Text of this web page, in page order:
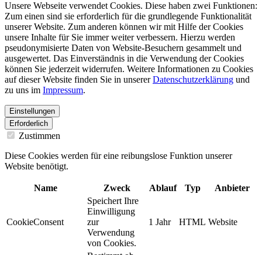
Unsere Webseite verwendet Cookies. Diese haben zwei Funktionen:
Zum einen sind sie erforderlich für die grundlegende Funktionalität
unserer Website. Zum anderen können wir mit Hilfe der Cookies
unsere Inhalte für Sie immer weiter verbessern. Hierzu werden
pseudonymisierte Daten von Website-Besuchern gesammelt und
ausgewertet. Das Einverständnis in die Verwendung der Cookies
können Sie jederzeit widerrufen. Weitere Informationen zu Cookies
auf dieser Website finden Sie in unsererDatenschutzerklärung und
zu uns im Impressum.
Einstellungen
Erforderlich
Zustimmen
Diese Cookies werden für eine reibungslose Funktion unserer
Website benötigt.
Name Zweck Ablauf Typ Anbieter
CookieConsent
Speichert Ihre
Einwilligung
zur
Verwendung
von Cookies.
1 Jahr HTML Website